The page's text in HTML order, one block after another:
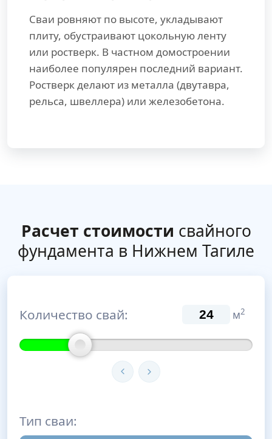
Сваи ровняют по высоте, укладывают
плиту, обустраивают цокольную ленту
или ростверк. В частном домостроении
наиболее популярен последний вариант.
Ростверк делают из металла (двутавра,
рельса, швеллера) или железобетона.
Расчет стоимости свайного
фундамента в Нижнем Тагиле
Количество свай: м2
Тип сваи: